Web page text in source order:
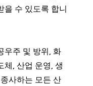
을 수 있도록 합니
우주 및 방위, 화
체, 산업 운영, 생
사하는 모든 산